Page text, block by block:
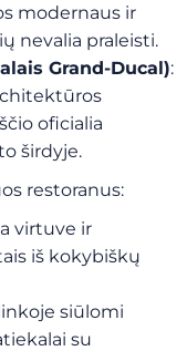
modernaus ir
nevalia praleisti.
Grand-Ducal):
oficialia
širdyje.
restoranus:
virtuve ir
iš kokybiškų
siūlomi
su